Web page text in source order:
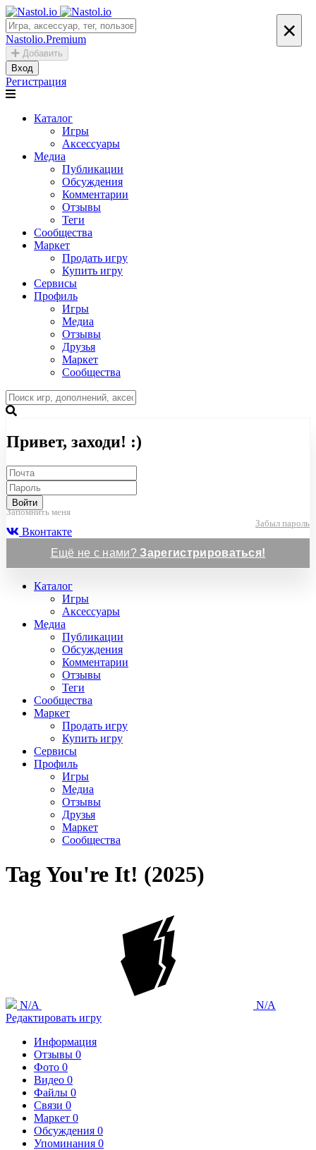
Nastolio.Premium
Добавить
Вход
Регистрация
Каталог
Игры
Аксессуары
Медиа
Публикации
Обсуждения
Комментарии
Отзывы
Теги
Сообщества
Маркет
Продать игру
Купить игру
Сервисы
Профиль
Игры
Медиа
Отзывы
Друзья
Маркет
Сообщества
×
Привет, заходи! :)
Войти
Запомнить меня
Забыл пароль
Вконтакте
Ещё не с нами?Зарегистрироваться!
Каталог
Игры
Аксессуары
Медиа
Публикации
Обсуждения
Комментарии
Отзывы
Теги
Сообщества
Маркет
Продать игру
Купить игру
Сервисы
Профиль
Игры
Медиа
Отзывы
Друзья
Маркет
Сообщества
Tag You're It! (2025)
N/A
N/A
Редактировать игру
Информация
Отзывы 0
Фото 0
Видео 0
Файлы 0
Связи 0
Маркет 0
Обсуждения 0
Упоминания 0